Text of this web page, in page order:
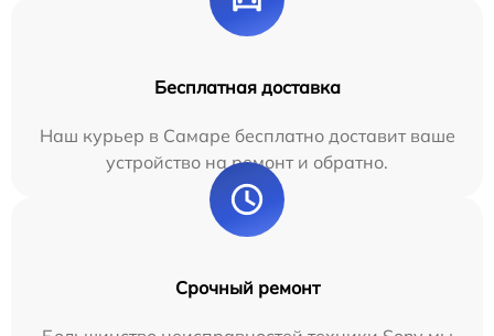
Бесплатная доставка
Наш курьер в Самаре бесплатно доставит ваше
устройство на ремонт и обратно.
Срочный ремонт